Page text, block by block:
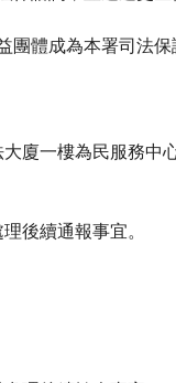
團體成為本署司法保
廈一樓為民服務中
後續通報事宜。